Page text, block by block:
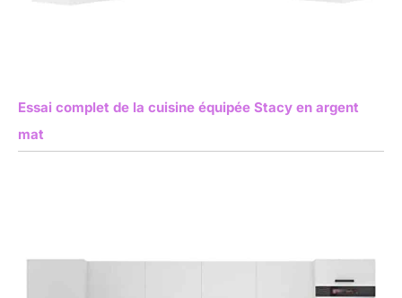
Essai complet de la cuisine équipée Stacy en argent
mat